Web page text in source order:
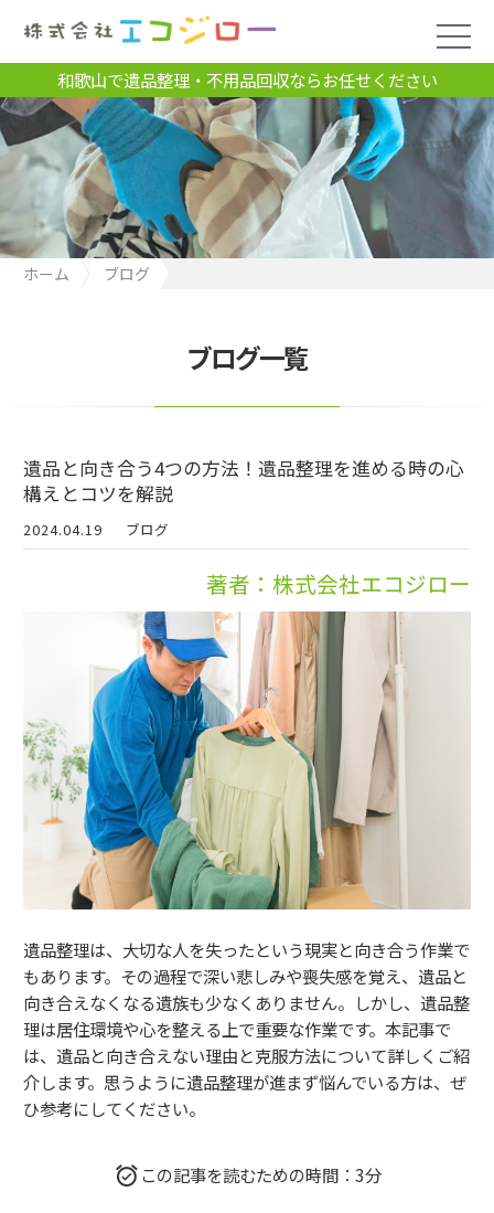
和歌山で遺品整理・不用品回収ならお任せください
ホーム
ブログ
ブログ一覧
遺品と向き合う4つの方法！遺品整理を進める時の心
構えとコツを解説
2024.04.19 ブログ
著者：株式会社エコジロー
遺品整理は、大切な人を失ったという現実と向き合う作業で
もあります。その過程で深い悲しみや喪失感を覚え、遺品と
向き合えなくなる遺族も少なくありません。しかし、遺品整
理は居住環境や心を整える上で重要な作業です。本記事で
は、遺品と向き合えない理由と克服方法について詳しくご紹
介します。思うように遺品整理が進まず悩んでいる方は、ぜ
ひ参考にしてください。
この記事を読むための時間：3分